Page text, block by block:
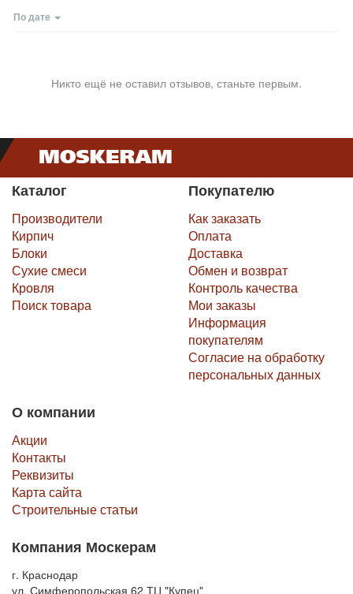
По дате
Никто ещё не оставил отзывов, станьте первым.
Каталог
Производители
Кирпич
Блоки
Сухие смеси
Кровля
Поиск товара
Покупателю
Как заказать
Оплата
Доставка
Обмен и возврат
Контроль качества
Мои заказы
Информация
покупателям
Согласие на обработку
персональных данных
О компании
Акции
Контакты
Реквизиты
Карта сайта
Строительные статьи
Компания Москерам
г. Краснодар
ул. Симферопольская 62 ТЦ "Купец"